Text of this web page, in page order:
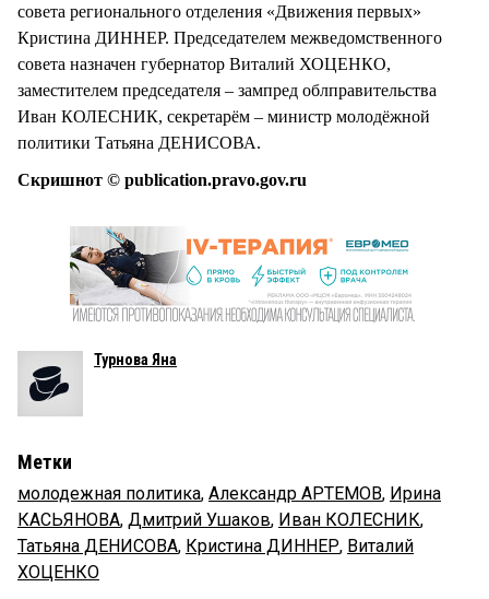
совета регионального отделения «Движения первых»
Кристина ДИННЕР. Председателем межведомственного
совета назначен губернатор Виталий ХОЦЕНКО,
заместителем председателя – зампред облправительства
Иван КОЛЕСНИК, секретарём – министр молодёжной
политики Татьяна ДЕНИСОВА.
Скришнот © publication.pravo.gov.ru
Турнова Яна
Метки
молодежная политика, Александр АРТЕМОВ, Ирина
КАСЬЯНОВА, Дмитрий Ушаков, Иван КОЛЕСНИК,
Татьяна ДЕНИСОВА, Кристина ДИННЕР, Виталий
ХОЦЕНКО